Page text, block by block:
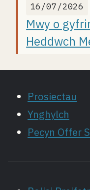
16/07/2026
Mwy o
Heddwch
Prosiectau
Ynghylch
Pecyn Offer